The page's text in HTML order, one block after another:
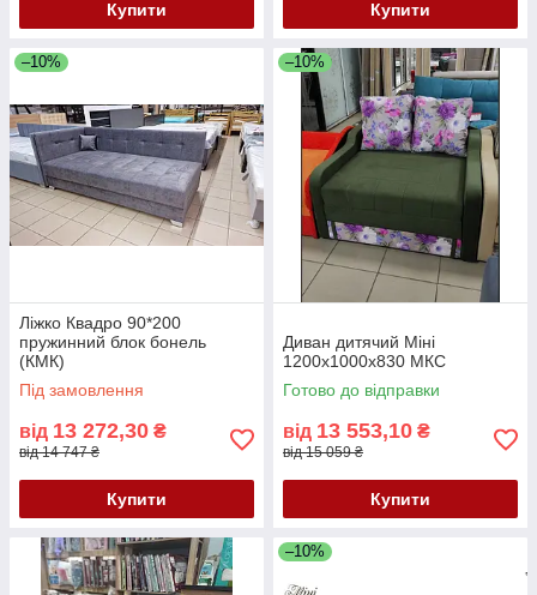
Купити Купити
–10%
Ліжко Квадро 90*200
пружинний блок бонель
(КМК)
Під замовлення
від 13 272,30 ₴
від 14 747 ₴
Купити
–10%
Диван дитячий Міні
1200х1000х830 МКС
Готово до відправки
від 13 553,10 ₴
від 15 059 ₴
Купити
–10%